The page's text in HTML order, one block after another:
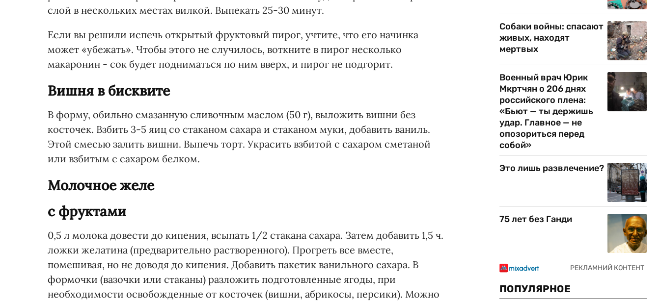
слой в нескольких местах вилкой. Выпекать 25-30 минут.
Если вы решили испечь открытый фруктовый пирог, учтите, что его начинка
может «убежать». Чтобы этого не случилось, воткните в пирог несколько
макаронин - сок будет подниматься по ним вверх, и пирог не подгорит.
Вишня в бисквите
В форму, обильно смазанную сливочным маслом (50 г), выложить вишни без
косточек. Взбить 3-5 яиц со стаканом сахара и стаканом муки, добавить ваниль.
Этой смесью залить вишни. Выпечь торт. Украсить взбитой с сахаром сметаной
или взбитым с сахаром белком.
Молочное желе
с фруктами
0,5 л молока довести до кипения, всыпать 1/2 стакана сахара. Затем добавить 1,5 ч.
ложки желатина (предварительно растворенного). Прогреть все вместе,
помешивая, но не доводя до кипения. Добавить пакетик ванильного сахара. В
формочки (вазочки или стаканы) разложить подготовленные ягоды, при
необходимости освобожденные от косточек (вишни, абрикосы, персики). Можно
Собаки войны: спасают
живых, находят
мертвых
Военный врач Юрик
Мкртчян о 206 днях
российского плена:
«Бьют — ты держишь
удар. Главное — не
опозориться перед
собой»
Это лишь развлечение?
75 лет без Ганди
ПОПУЛЯРНОЕ